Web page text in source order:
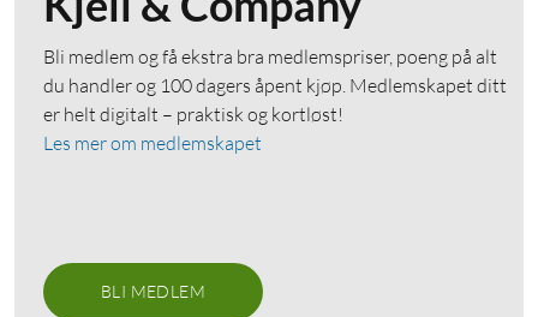
Bli medlem og få ekstra bra medlemspriser, poeng på alt
du handler og 100 dagers åpent kjøp. Medlemskapet ditt
er helt digitalt – praktisk og kortløst!
Les mer om medlemskapet
BLI MEDLEM